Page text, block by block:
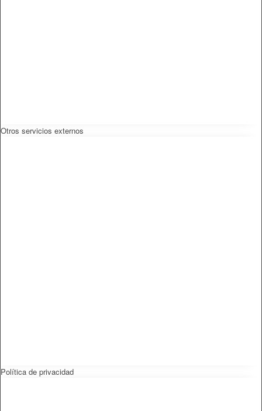
Otros servicios externos
Política de privacidad